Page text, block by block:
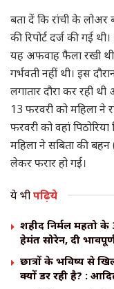
बता दें कि रांची के
की रिपोर्ट दर्ज की गई
यह अफवाह फैला रखी
गर्भवती नहीं थी। इस
लगातार दौरा कर रही
13 फरवरी को महिला ने
फरवरी को वहां
महिला ने सबिता की
लेकर फरार हो गई।
ये भीपढ़िये
शहीद निर्मल महतो
हेमंत सोरेन, दी
छात्रों के भविष्य से
क्यों डर रही है? :